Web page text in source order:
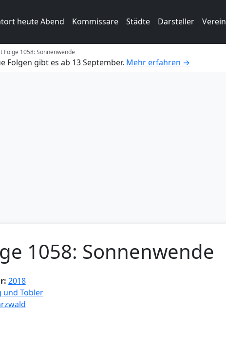
heute Abend Kommissare Städte Darsteller Verein
Folge 1058: Sonnenwende
Folgen gibt es ab 13 September. Mehr erfahren →
1058: Sonnenwende
2018
und Tobler